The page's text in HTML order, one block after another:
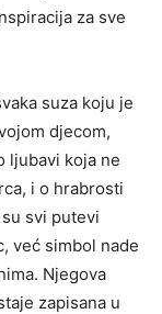
za sve
suza koju je
djecom,
ljubavi koja ne
i o hrabrosti
svi putevi
već simbol nade
Njegova
zapisana u